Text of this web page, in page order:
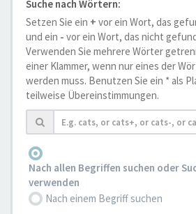
Suche nach Wörtern:
Setzen Sie ein + vor ein Wort, das
und ein - vor ein Wort, das nicht
Verwenden Sie mehrere Wörter
einer Klammer, wenn nur eines der
werden muss. Benutzen Sie ein * als
teilweise Übereinstimmungen.
Nach allen Begriffen suchen oder
verwenden
Nach einem Begriff suchen